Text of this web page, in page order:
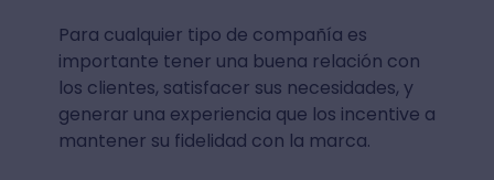
Para cualquier tipo de compañía es
importante tener una buena relación con
los clientes, satisfacer sus necesidades, y
generar una experiencia que los incentive a
mantener su fidelidad con la marca.